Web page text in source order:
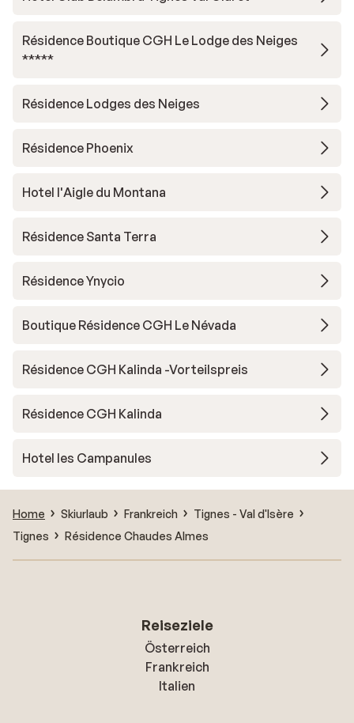
Résidence Boutique CGH Le Lodge des Neiges
*****
Résidence Lodges des Neiges
Résidence Phoenix
Hotel l'Aigle du Montana
Résidence Santa Terra
Résidence Ynycio
Boutique Résidence CGH Le Névada
Résidence CGH Kalinda -Vorteilspreis
Résidence CGH Kalinda
Hotel les Campanules
Home Skiurlaub Frankreich
Tignes - Val d'Isère
Tignes
Résidence Chaudes Almes
Reiseziele
Österreich
Frankreich
Italien